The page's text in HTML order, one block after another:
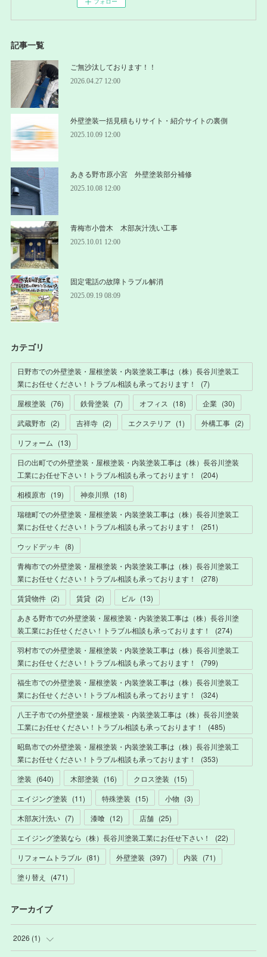
記事一覧
ご無沙汰しております！！
2026.04.27 12:00
外壁塗装一括見積もりサイト・紹介サイトの裏側
2025.10.09 12:00
あきる野市原小宮 外壁塗装部分補修
2025.10.08 12:00
青梅市小曾木 木部灰汁洗い工事
2025.10.01 12:00
固定電話の故障トラブル解消
2025.09.19 08:09
カテゴリ
日野市での外壁塗装・屋根塗装・内装塗装工事は（株）長谷川塗装工
業にお任せください！トラブル相談も承っております！
(7)
屋根塗装 (76) 鉄骨塗装 (7) オフィス (18) 企業 (30)
武蔵野市 (2) 吉祥寺 (2) エクステリア (1) 外構工事 (2)
リフォーム (13)
日の出町での外壁塗装・屋根塗装・内装塗装工事は（株）長谷川塗装
工業にお任せ下さい！トラブル相談も承っております！
(204)
相模原市 (19) 神奈川県 (18)
瑞穂町での外壁塗装・屋根塗装・内装塗装工事は（株）長谷川塗装工
業にお任せください！トラブル相談も承っております！
(251)
ウッドデッキ (8)
青梅市での外壁塗装・屋根塗装・内装塗装工事は（株）長谷川塗装工
業にお任せください！トラブル相談も承っております！
(278)
賃貸物件 (2) 賃貸 (2) ビル (13)
あきる野市での外壁塗装・屋根塗装・内装塗装工事は（株）長谷川塗
装工業にお任せください！トラブル相談も承っております！
(274)
羽村市での外壁塗装・屋根塗装・内装塗装工事は（株）長谷川塗装工
業にお任せください！トラブル相談も承っております！
(799)
福生市での外壁塗装・屋根塗装・内装塗装工事は（株）長谷川塗装工
業にお任せください！トラブル相談も承っております！
(324)
八王子市での外壁塗装・屋根塗装・内装塗装工事は（株）長谷川塗装
工業にお任せください！トラブル相談も承っております！
(485)
昭島市での外壁塗装・屋根塗装・内装塗装工事は（株）長谷川塗装工
業にお任せください！トラブル相談も承っております！
(353)
塗装 (640) 木部塗装 (16) クロス塗装 (15)
エイジング塗装 (11) 特殊塗装 (15) 小物 (3)
木部灰汁洗い (7) 漆喰 (12) 店舗 (25)
エイジング塗装なら（株）長谷川塗装工業にお任せ下さい！
(22)
リフォームトラブル (81) 外壁塗装 (397) 内装 (71)
塗り替え
(471)
アーカイブ
2026 (1)